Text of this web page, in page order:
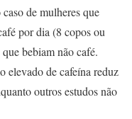
de mulheres que
por dia (8 copos ou
bebiam não café.
elevado de cafeína reduz
outros estudos não